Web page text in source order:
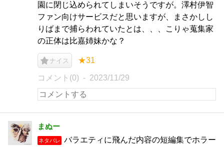
園に閉じ込められてしまいそうですが。澤村伊智
ファン向けサービスだと思いますが、まさかしし
りばまで捕らわれていたとは、、、こりゃ蒐集家
の正体は比嘉姉妹かな？
ナイス ★31
コメント(0) 2023/11/29
まぬー
ネタバレ
バラエティに飛んだ内容の短編集でホラー